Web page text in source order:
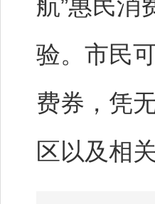
航”惠民消
验。市民
费券，凭
区以及相